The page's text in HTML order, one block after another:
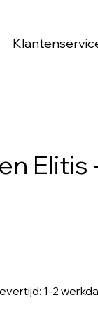
Elitis
1-2